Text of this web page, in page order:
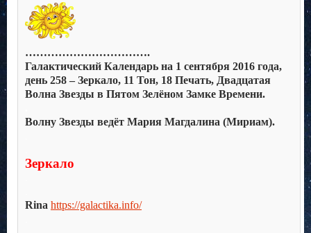
…………………………….
Галактический Календарь на 1 сентября 2016 года,
день 258 – Зеркало, 11 Тон, 18 Печать, Двадцатая
Волна Звезды в Пятом Зелёном Замке Времени.
Волну Звезды ведёт Мария Магдалина (Мириам).
Зеркало
Rina https://galactika.info/